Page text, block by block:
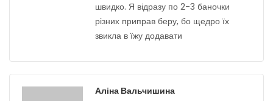
швидко. Я відразу по 2-3 баночки
різних приправ беру, бо щедро їх
звикла в їжу додавати
Аліна Вальчишина